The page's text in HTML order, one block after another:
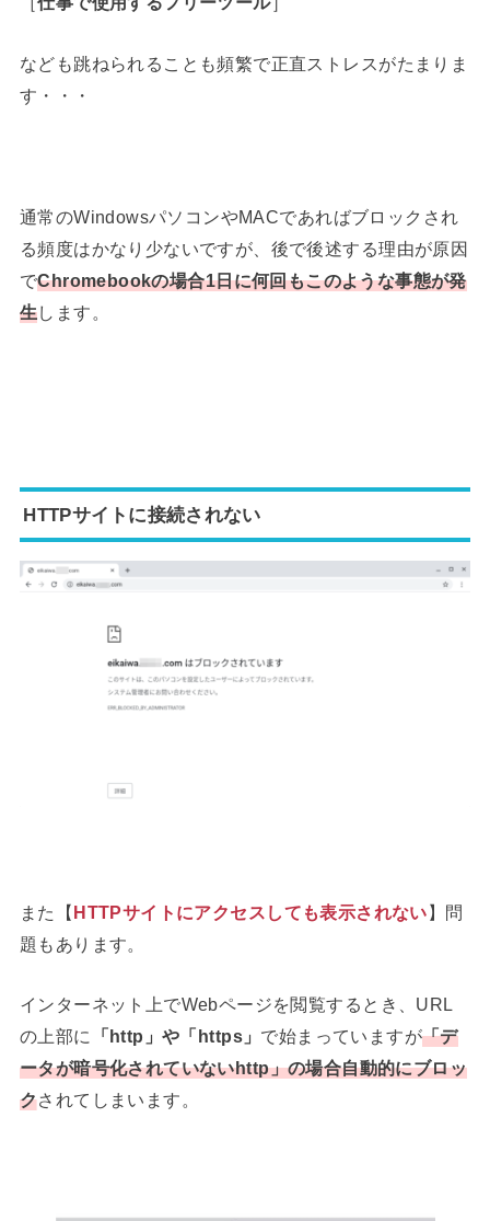
なども跳ねられることも頻繁で正直ストレスがたまりま
す・・・
通常のWindowsパソコンやMACであればブロックされ
る頻度はかなり少ないですが、後で後述する理由が原因
でChromebookの場合1日に何回もこのような事態が発
生します。
HTTPサイトに接続されない
また【HTTPサイトにアクセスしても表示されない】問
題もあります。
インターネット上でWebページを閲覧するとき、URL
の上部に
「http」や「https」 で始まっていますが「デ
ータが暗号化されていないhttp」の場合自動的にブロッ
クされてしまいます。